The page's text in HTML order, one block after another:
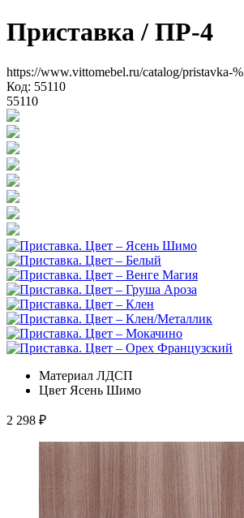
Приставка / ПР-4
https://www.vittomebel.ru/catalog/pristavka-
Код: 55110
55110
Материал ЛДСП
Цвет Ясень Шимо
2 298 ₽